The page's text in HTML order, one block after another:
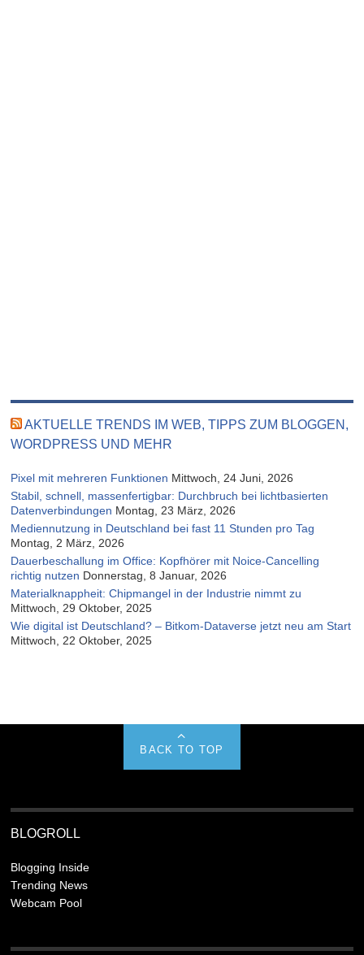
AKTUELLE TRENDS IM WEB, TIPPS ZUM BLOGGEN,
WORDPRESS UND MEHR
Pixel mit mehreren Funktionen Mittwoch, 24 Juni, 2026
Stabil, schnell, massenfertigbar: Durchbruch bei lichtbasierten
Datenverbindungen Montag, 23 März, 2026
Mediennutzung in Deutschland bei fast 11 Stunden pro Tag
Montag, 2 März, 2026
Dauerbeschallung im Office: Kopfhörer mit Noice-Cancelling
richtig nutzen Donnerstag, 8 Januar, 2026
Materialknappheit: Chipmangel in der Industrie nimmt zu
Mittwoch, 29 Oktober, 2025
Wie digital ist Deutschland? – Bitkom-Dataverse jetzt neu am Start
Mittwoch, 22 Oktober, 2025
BACK TO TOP
BLOGROLL
Blogging Inside
Trending News
Webcam Pool